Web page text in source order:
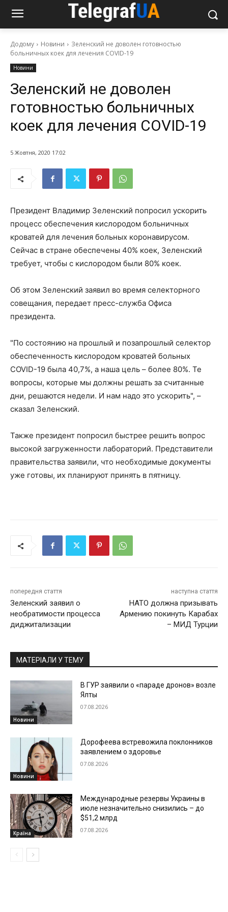
Додому Новини
Зеленский не доволен готовностью
больничных коек для лечения COVID-19
Новини
Зеленский не доволен
готовностью больничных
коек для лечения COVID-19
5 Жовтня, 2020 17:02
Президент Владимир Зеленский попросил ускорить
процесс обеспечения кислородом больничных
кроватей для лечения больных коронавирусом.
Сейчас в стране обеспечены 40% коек, Зеленский
требует, чтобы с кислородом были 80% коек.
Об этом Зеленский заявил во время селекторного
совещания, передает пресс-служба Офиса
президента.
"По состоянию на прошлый и позапрошлый селектор
обеспеченность кислородом кроватей больных
COVID-19 была 40,7%, а наша цель – более 80%. Те
вопросы, которые мы должны решать за считанные
дни, решаются недели. И нам надо это ускорить", –
сказал Зеленский.
Также президент попросил быстрее решить вопрос
высокой загруженности лабораторий. Представители
правительства заявили, что необходимые документы
уже готовы, их планируют принять в пятницу.
попередня стаття
Зеленский заявил о
необратимости процесса
диджитализации
наступна стаття
НАТО должна призывать
Армению покинуть Карабах
– МИД Турции
МАТЕРІАЛИ У ТЕМУ
Новини
В ГУР заявили о «параде дронов» возле
Ялты
07.08.2026
Новини
Дорофеева встревожила поклонников
заявлением о здоровье
07.08.2026
Країна
Международные резервы Украины в
июле незначительно снизились – до
$51,2 млрд
07.08.2026